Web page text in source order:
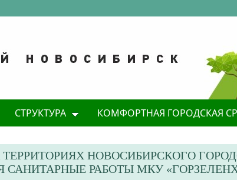
СТРУКТУРА КОМФОРТНАЯ ГОРОДСКАЯ
НОВОСИБИРСКОГО
РАБОТЫ МКУ